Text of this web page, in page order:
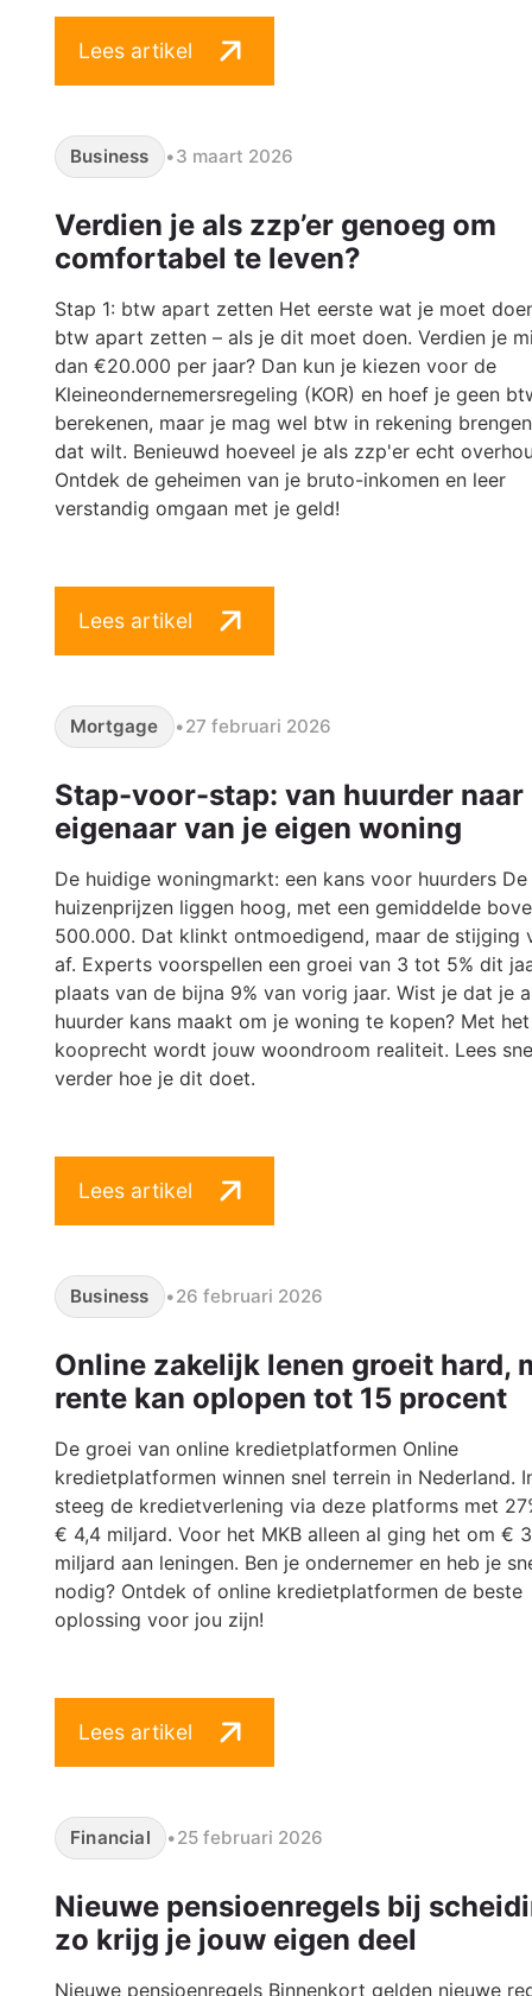
Lees artikel
Business •3 maart 2026
Verdien je als zzp’er genoeg om
comfortabel te leven?
Stap 1: btw apart zetten Het eerste wat je moet
btw apart zetten – als je dit moet doen. Verdien je
dan €20.000 per jaar? Dan kun je kiezen voor de
Kleineondernemersregeling (KOR) en hoef je geen
berekenen, maar je mag wel btw in rekening
dat wilt. Benieuwd hoeveel je als zzp'er echt
Ontdek de geheimen van je bruto-inkomen en leer
verstandig omgaan met je geld!
Lees artikel
Mortgage •27 februari 2026
Stap-voor-stap: van huurder naar
eigenaar van je eigen woning
De huidige woningmarkt: een kans voor huurders De
huizenprijzen liggen hoog, met een gemiddelde
500.000. Dat klinkt ontmoedigend, maar de stijging
af. Experts voorspellen een groei van 3 tot 5% dit
plaats van de bijna 9% van vorig jaar. Wist je dat je
huurder kans maakt om je woning te kopen? Met
kooprecht wordt jouw woondroom realiteit. Lees
verder hoe je dit doet.
Lees artikel
Business •26 februari 2026
Online zakelijk lenen groeit hard,
rente kan oplopen tot 15 procent
De groei van online kredietplatformen Online
kredietplatformen winnen snel terrein in Nederland.
steeg de kredietverlening via deze platforms met
€ 4,4 miljard. Voor het MKB alleen al ging het om €
miljard aan leningen. Ben je ondernemer en heb je
nodig? Ontdek of online kredietplatformen de beste
oplossing voor jou zijn!
Lees artikel
Financial •25 februari 2026
Nieuwe pensioenregels bij
zo krijg je jouw eigen deel
Nieuwe pensioenregels Binnenkort gelden nieuwe